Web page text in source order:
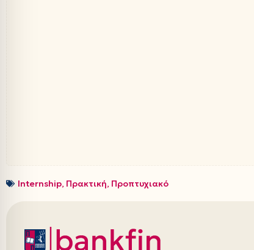
Internship, Πρακτική, Προπτυχιακό